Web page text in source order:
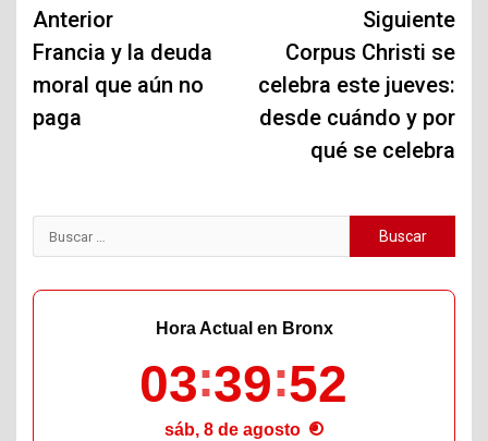
Navegación
de
entradas
Anterior
Francia y la deuda
moral que aún no
paga
Siguiente
Corpus Christi se
celebra este jueves:
desde cuándo y por
qué se celebra
Buscar:
Hora Actual en Bronx
03 39 53
sáb, 8 de agosto